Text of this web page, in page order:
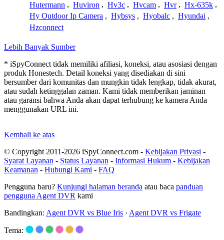
Hutermann , Huviron , Hv3c , Hvcam , Hvr , Hx-635k ,
Hy Outdoor Ip Camera , Hybsys , Hyobalc , Hyundai ,
Hzconnect
Lebih Banyak Sumber
* iSpyConnect tidak memiliki afiliasi, koneksi, atau asosiasi dengan
produk Honestech. Detail koneksi yang disediakan di sini
bersumber dari komunitas dan mungkin tidak lengkap, tidak akurat,
atau sudah ketinggalan zaman. Kami tidak memberikan jaminan
atau garansi bahwa Anda akan dapat terhubung ke kamera Anda
menggunakan URL ini.
Kembali ke atas
© Copyright 2011-2026 iSpyConnect.com - Kebijakan Privasi -
Syarat Layanan - Status Layanan - Informasi Hukum - Kebijakan
Keamanan - Hubungi Kami - FAQ
Pengguna baru? Kunjungi halaman beranda atau baca panduan
pengguna Agent DVR kami
Bandingkan: Agent DVR vs Blue Iris · Agent DVR vs Frigate
Tema: